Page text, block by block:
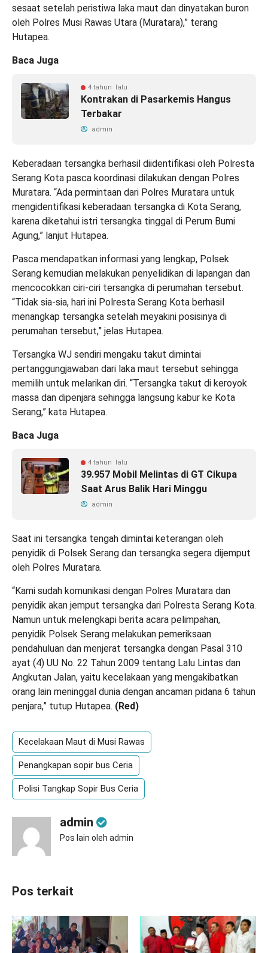
sesaat setelah peristiwa laka maut dan dinyatakan buron
oleh Polres Musi Rawas Utara (Muratara),” terang
Hutapea.
Baca Juga
4 tahun lalu
Kontrakan di Pasarkemis Hangus
Terbakar
admin
Keberadaan tersangka berhasil diidentifikasi oleh Polresta
Serang Kota pasca koordinasi dilakukan dengan Polres
Muratara. “Ada permintaan dari Polres Muratara untuk
mengidentifikasi keberadaan tersangka di Kota Serang,
karena diketahui istri tersangka tinggal di Perum Bumi
Agung,” lanjut Hutapea.
Pasca mendapatkan informasi yang lengkap, Polsek
Serang kemudian melakukan penyelidikan di lapangan dan
mencocokkan ciri-ciri tersangka di perumahan tersebut.
“Tidak sia-sia, hari ini Polresta Serang Kota berhasil
menangkap tersangka setelah meyakini posisinya di
perumahan tersebut,” jelas Hutapea.
Tersangka WJ sendiri mengaku takut dimintai
pertanggungjawaban dari laka maut tersebut sehingga
memilih untuk melarikan diri. “Tersangka takut di keroyok
massa dan dipenjara sehingga langsung kabur ke Kota
Serang,” kata Hutapea.
Baca Juga
4 tahun lalu
39.957 Mobil Melintas di GT Cikupa
Saat Arus Balik Hari Minggu
admin
Saat ini tersangka tengah dimintai keterangan oleh
penyidik di Polsek Serang dan tersangka segera dijemput
oleh Polres Muratara.
“Kami sudah komunikasi dengan Polres Muratara dan
penyidik akan jemput tersangka dari Polresta Serang Kota.
Namun untuk melengkapi berita acara pelimpahan,
penyidik Polsek Serang melakukan pemeriksaan
pendahuluan dan menjerat tersangka dengan Pasal 310
ayat (4) UU No. 22 Tahun 2009 tentang Lalu Lintas dan
Angkutan Jalan, yaitu kecelakaan yang mengakibatkan
orang lain meninggal dunia dengan ancaman pidana 6 tahun
penjara,” tutup Hutapea. (Red)
Kecelakaan Maut di Musi Rawas
Penangkapan sopir bus Ceria
Polisi Tangkap Sopir Bus Ceria
admin
Pos lain oleh admin
Pos terkait